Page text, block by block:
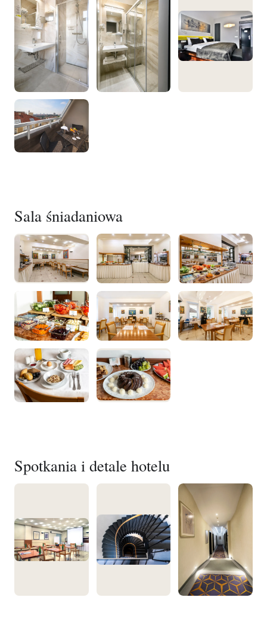
Sala śniadaniowa
Spotkania i detale hotelu